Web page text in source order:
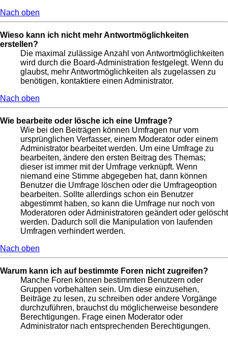
Nach oben
Wieso kann ich nicht mehr Antwortmöglichkeiten
erstellen?
Die maximal zulässige Anzahl von Antwortmöglichkeiten
wird durch die Board-Administration festgelegt. Wenn du
glaubst, mehr Antwortmöglichkeiten als zugelassen zu
benötigen, kontaktiere einen Administrator.
Nach oben
Wie bearbeite oder lösche ich eine Umfrage?
Wie bei den Beiträgen können Umfragen nur vom
ursprünglichen Verfasser, einem Moderator oder einem
Administrator bearbeitet werden. Um eine Umfrage zu
bearbeiten, ändere den ersten Beitrag des Themas;
dieser ist immer mit der Umfrage verknüpft. Wenn
niemand eine Stimme abgegeben hat, dann können
Benutzer die Umfrage löschen oder die Umfrageoption
bearbeiten. Sollte allerdings schon ein Benutzer
abgestimmt haben, so kann die Umfrage nur noch von
Moderatoren oder Administratoren geändert oder gelöscht
werden. Dadurch soll die Manipulation von laufenden
Umfragen verhindert werden.
Nach oben
Warum kann ich auf bestimmte Foren nicht zugreifen?
Manche Foren können bestimmten Benutzern oder
Gruppen vorbehalten sein. Um diese einzusehen,
Beiträge zu lesen, zu schreiben oder andere Vorgänge
durchzuführen, brauchst du möglicherweise besondere
Berechtigungen. Frage einen Moderator oder
Administrator nach entsprechenden Berechtigungen.